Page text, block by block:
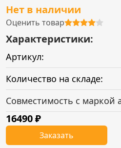
Нет в наличии
Оценить товар
Характеристики:
Артикул:
Количество на складе:
Совместимость с маркой
16490₽
Заказать